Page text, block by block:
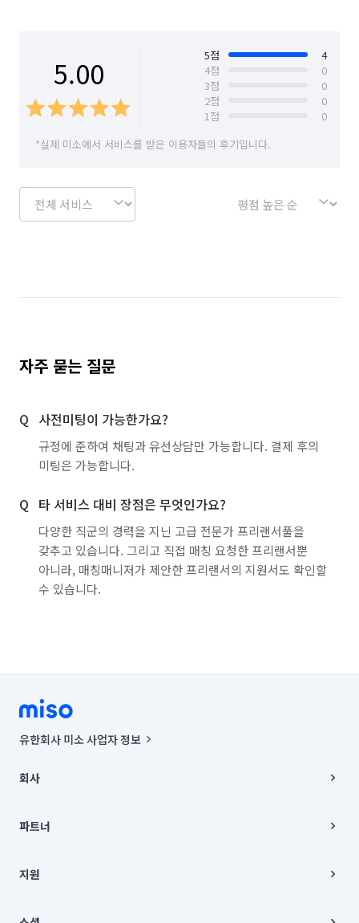
5.00 5점
4
4점
0
3점
0
2점
0
1점
0
*실제 미소에서 서비스를 받은 이용자들의 후기입니다.
자주 묻는 질문
사전미팅이 가능한가요?
규정에 준하여 채팅과 유선상담만 가능합니다. 결제 후의
미팅은 가능합니다.
타 서비스 대비 장점은 무엇인가요?
다양한 직군의 경력을 지닌 고급 전문가 프리랜서풀을
갖추고 있습니다. 그리고 직접 매칭 요청한 프리랜서뿐
아니라, 매칭매니저가 제안한 프리랜서의 지원서도 확인할
수 있습니다.
유한회사 미소 사업자 정보
00019 |
주소 | 본사: 서울특별시 종로구 율곡로 6(중학동, 트윈트리빌딩) B동 5층
컨택센터 : 서울특별시 종로구 수송동 율곡로 24, 7층, 8층 미소
상품, 상품정보, 거래에 관한 의무와 책임은 거래당사자에게 있습니다.
언론 보도 관련 문의:
© 유한회사 미소. Miso, Inc. All Rights Reserved.
회사
채용
파트너
이사
지원